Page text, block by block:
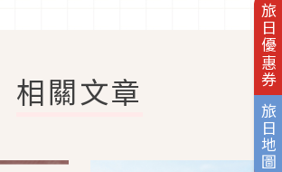
旅日優惠券
旅日地圖
相關文章